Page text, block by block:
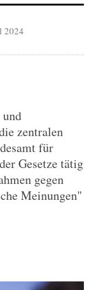
2024
zentralen
für
Gesetze tätig
gegen
Meinungen"